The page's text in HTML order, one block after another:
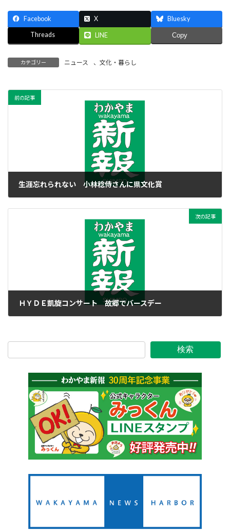
Facebook X Bluesky
Threads LINE Copy
カテゴリー ニュース 、 文化・暮らし
前の記事
生涯忘れられない 小林稔侍さんに県文化賞
次の記事
ＨＹＤＥ凱旋コンサート 故郷でバースデー
検索